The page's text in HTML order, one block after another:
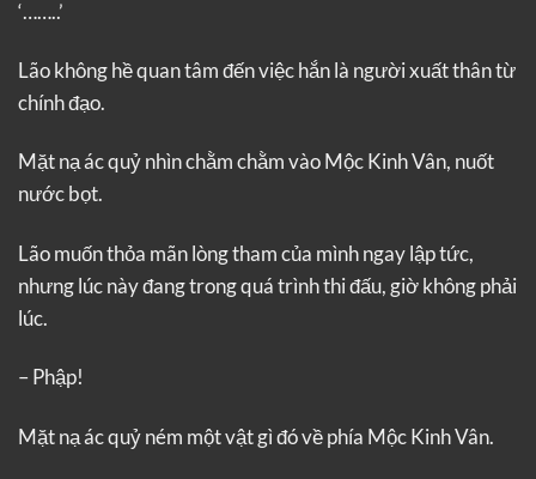
‘……..’
Lão không hề quan tâm đến việc hắn là người xuất thân từ
chính đạo.
Mặt nạ ác quỷ nhìn chằm chằm vào Mộc Kinh Vân, nuốt
nước bọt.
Lão muốn thỏa mãn lòng tham của mình ngay lập tức,
nhưng lúc này đang trong quá trình thi đấu, giờ không phải
lúc.
– Phập!
Mặt nạ ác quỷ ném một vật gì đó về phía Mộc Kinh Vân.